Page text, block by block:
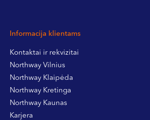
Informacija klientams
Kontaktai ir rekvizitai
Northway Vilnius
Northway Klaipėda
Northway Kretinga
Northway Kaunas
Karjera